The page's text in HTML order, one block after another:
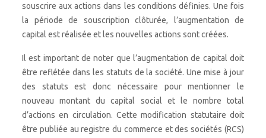
souscrire aux actions dans les conditions définies. Une fois
la période de souscription clôturée, l’augmentation de
capital est réalisée et les nouvelles actions sont créées.
Il est important de noter que l’augmentation de capital doit
être reflétée dans les statuts de la société. Une mise à jour
des statuts est donc nécessaire pour mentionner le
nouveau montant du capital social et le nombre total
d’actions en circulation. Cette modification statutaire doit
être publiée au registre du commerce et des sociétés (RCS)